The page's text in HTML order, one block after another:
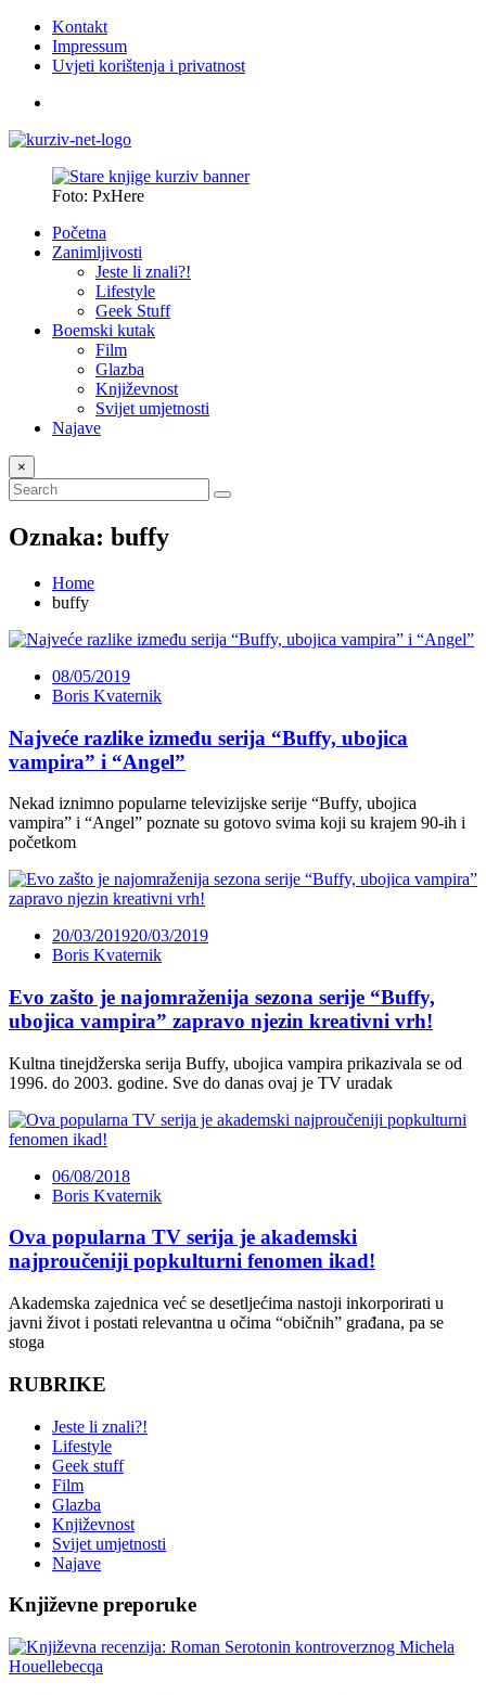
Kontakt
Impressum
Uvjeti korištenja i privatnost
Foto: PxHere
Početna
Zanimljivosti
Jeste li znali?!
Lifestyle
Geek Stuff
Boemski kutak
Film
Glazba
Književnost
Svijet umjetnosti
Najave
×
Oznaka: buffy
Home
buffy
08/05/2019
Boris Kvaternik
Najveće razlike između serija “Buffy, ubojica
vampira” i “Angel”
Nekad iznimno popularne televizijske serije “Buffy, ubojica
vampira” i “Angel” poznate su gotovo svima koji su krajem 90-ih i
početkom
20/03/201920/03/2019
Boris Kvaternik
Evo zašto je najomraženija sezona serije “Buffy,
ubojica vampira” zapravo njezin kreativni vrh!
Kultna tinejdžerska serija Buffy, ubojica vampira prikazivala se od
1996. do 2003. godine. Sve do danas ovaj je TV uradak
06/08/2018
Boris Kvaternik
Ova popularna TV serija je akademski
najproučeniji popkulturni fenomen ikad!
Akademska zajednica već se desetljećima nastoji inkorporirati u
javni život i postati relevantna u očima “običnih” građana, pa se
stoga
RUBRIKE
Jeste li znali?!
Lifestyle
Geek stuff
Film
Glazba
Književnost
Svijet umjetnosti
Najave
Književne preporuke